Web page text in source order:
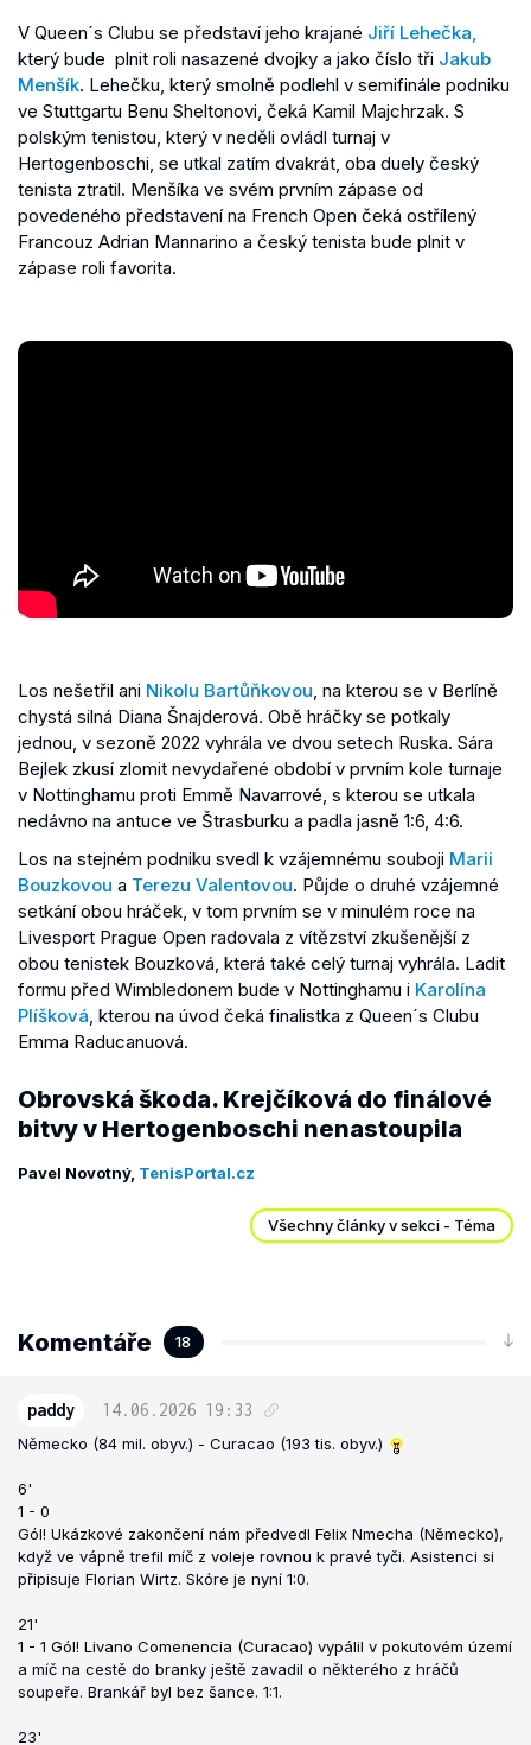
V Queen´s Clubu se představí jeho krajané Jiří Lehečka,
který bude plnit roli nasazené dvojky a jako číslo tři Jakub
Menšík. Lehečku, který smolně podlehl v semifinále podniku
ve Stuttgartu Benu Sheltonovi, čeká Kamil Majchrzak. S
polským tenistou, který v neděli ovládl turnaj v
Hertogenboschi, se utkal zatím dvakrát, oba duely český
tenista ztratil. Menšíka ve svém prvním zápase od
povedeného představení na French Open čeká ostřílený
Francouz Adrian Mannarino a český tenista bude plnit v
zápase roli favorita.
Los nešetřil ani Nikolu Bartůňkovou, na kterou se v Berlíně
chystá silná Diana Šnajderová. Obě hráčky se potkaly
jednou, v sezoně 2022 vyhrála ve dvou setech Ruska. Sára
Bejlek zkusí zlomit nevydařené období v prvním kole turnaje
v Nottinghamu proti Emmě Navarrové, s kterou se utkala
nedávno na antuce ve Štrasburku a padla jasně 1:6, 4:6.
Los na stejném podniku svedl k vzájemnému souboji Marii
Bouzkovou a Terezu Valentovou. Půjde o druhé vzájemné
setkání obou hráček, v tom prvním se v minulém roce na
Livesport Prague Open radovala z vítězství zkušenější z
obou tenistek Bouzková, která také celý turnaj vyhrála. Ladit
formu před Wimbledonem bude v Nottinghamu i Karolína
Plíšková, kterou na úvod čeká finalistka z Queen´s Clubu
Emma Raducanuová.
Obrovská škoda. Krejčíková do finálové
bitvy v Hertogenboschi nenastoupila
Pavel Novotný, TenisPortal.cz
Všechny články v sekci - Téma
Komentáře 18
paddy 14.06.2026 19:33
Německo (84 mil. obyv.) - Curacao (193 tis. obyv.)
6'
1 - 0
Gól! Ukázkové zakončení nám předvedl Felix Nmecha (Německo),
když ve vápně trefil míč z voleje rovnou k pravé tyči. Asistenci si
připisuje Florian Wirtz. Skóre je nyní 1:0.
21'
1 - 1 Gól! Livano Comenencia (Curacao) vypálil v pokutovém území
a míč na cestě do branky ještě zavadil o některého z hráčů
soupeře. Brankář byl bez šance. 1:1.
23'